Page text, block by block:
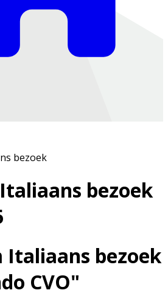
bezoek
bezoek
Italiaans bezoek
CVO"